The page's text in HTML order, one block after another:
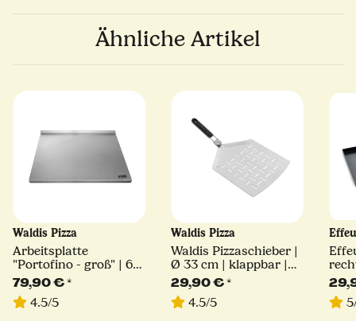
Ähnliche Artikel
Waldis Pizza
Arbeitsplatte
"Portofino - groß" | 61
x 48 x 2,5 cm | Waldis
Pizza
79,90 €*
4.5/5
Waldis Pizza
Waldis Pizzaschieber |
Ø 33 cm | klappbar |
Linie Basic
29,90 €*
4.5/5